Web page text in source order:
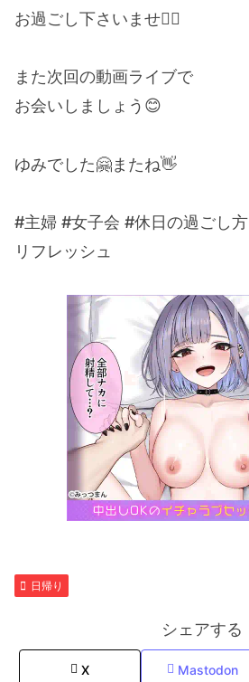
お過ごし下さいませ🙇‍♀️
また次回の動画ライブで
お会いしましょう😊
ゆみでした🤗またね👋
#主婦 #女子会 #休日の過ごし
リフレッシュ
日帰り
シェアする
X Mastodon